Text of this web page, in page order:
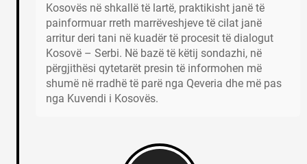
Kosovës në shkallë të lartë, praktikisht janë të
painformuar rreth marrëveshjeve të cilat janë
arritur deri tani në kuadër të procesit të dialogut
Kosovë – Serbi. Në bazë të këtij sondazhi, në
përgjithësi qytetarët presin të informohen më
shumë në rradhë të parë nga Qeveria dhe më pas
nga Kuvendi i Kosovës.